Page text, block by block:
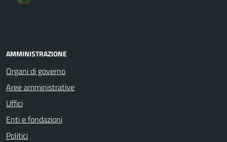
AMMINISTRAZIONE
Organi di governo
Aree amministrative
Uffici
Enti e fondazioni
Politici